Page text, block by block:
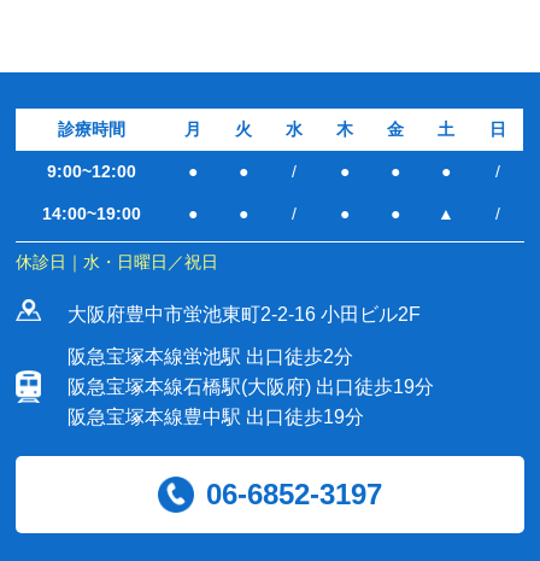
診療時間 月 火 水 木 金 土 日
9:00~12:00 ● ● / ● ● ● /
14:00~19:00 ● ● / ● ● ▲ /
休診日｜水・日曜日／祝日
大阪府豊中市蛍池東町2-2-16 小田ビル2F
阪急宝塚本線蛍池駅 出口徒歩2分
阪急宝塚本線石橋駅(大阪府) 出口徒歩19分
阪急宝塚本線豊中駅 出口徒歩19分
06-6852-3197